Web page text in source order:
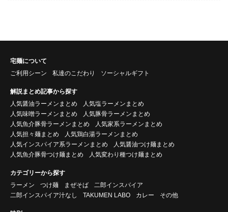
宅麺について
ご利用シーン
私達のこだわり ソーシャルギフト
解説まとめ記事から探す
人気醤油ラーメンまとめ
人気塩ラーメンまとめ
人気味噌ラーメンまとめ
人気豚骨ラーメンまとめ
人気魚介豚骨ラーメンまとめ
人気家系ラーメンまとめ
人気担々麺まとめ
人気鶏白湯ラーメンまとめ
人気インスパイア系ラーメンまとめ
人気醤油つけ麺まとめ
人気魚介豚骨つけ麺まとめ
人気変わり種つけ麺まとめ
カテゴリーから探す
ラーメン
つけ麺 まぜそば
二郎インスパイア
二郎インスパイア汁なし
TAKUMEN LABO カレー その他